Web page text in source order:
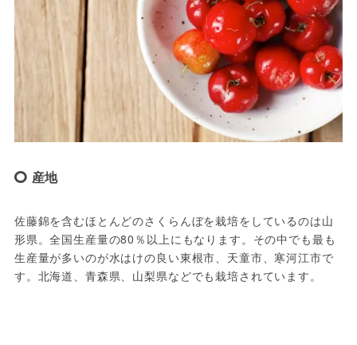
産地
佐藤錦を含むほとんどのさくらんぼを栽培をしているのは山
形県。全国生産量の80％以上にもなります。その中でも最も
生産量が多いのが水はけの良い東根市、天童市、寒河江市で
す。北海道、青森県、山梨県などでも栽培されています。